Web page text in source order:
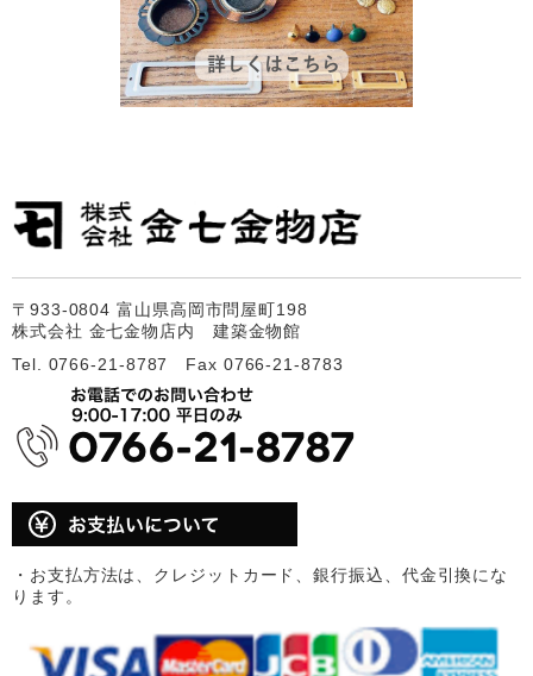
〒933-0804 富山県高岡市問屋町198
株式会社 金七金物店内 建築金物館
Tel. 0766-21-8787 Fax 0766-21-8783
・お支払方法は、クレジットカード、銀行振込、代金引換にな
ります。